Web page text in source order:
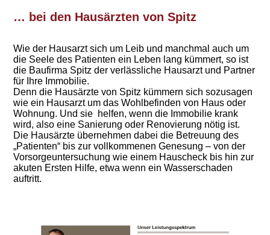
… bei den Hausärzten von Spitz
Wie der Hausarzt sich um Leib und manchmal auch um
die Seele des Patienten ein Leben lang kümmert, so ist
die Baufirma Spitz der verlässliche Hausarzt und Partner
für Ihre Immobilie.
Denn die Hausärzte von Spitz kümmern sich sozusagen
wie ein Hausarzt um das Wohlbefinden von Haus oder
Wohnung. Und sie helfen, wenn die Immobilie krank
wird, also eine Sanierung oder Renovierung nötig ist.
Die Hausärzte übernehmen dabei die Betreuung des
„Patienten“ bis zur vollkommenen Genesung – von der
Vorsorgeuntersuchung wie einem Hauscheck bis hin zur
akuten Ersten Hilfe, etwa wenn ein Wasserschaden
auftritt.